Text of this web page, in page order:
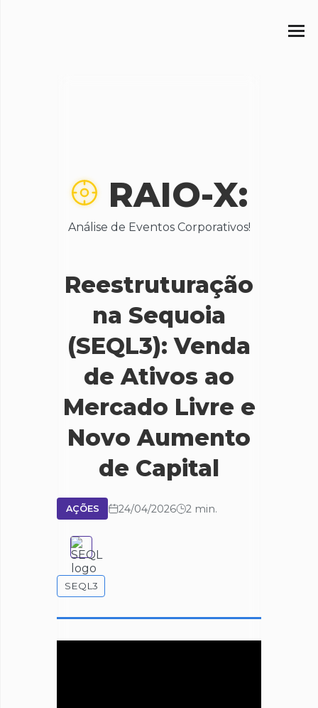
RAIO-X:
Análise de Eventos Corporativos!
Reestruturação
na Sequoia
(SEQL3): Venda
de Ativos ao
Mercado Livre e
Novo Aumento
de Capital
AÇÕES 24/04/2026 2 min.
SEQL3